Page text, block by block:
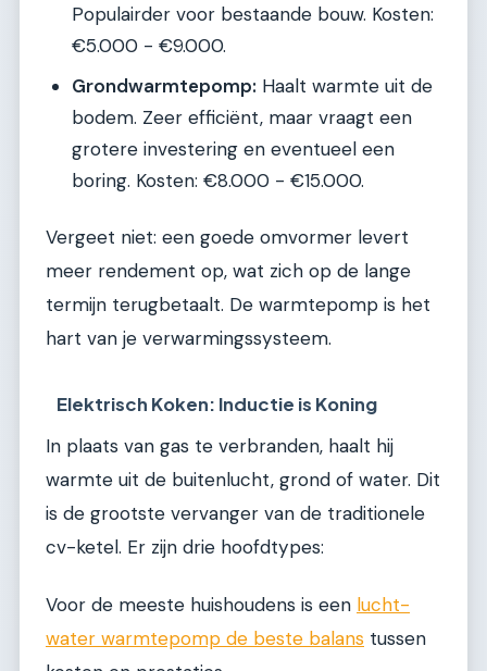
Populairder voor bestaande bouw. Kosten:
€5.000 - €9.000.
Grondwarmtepomp: Haalt warmte uit de
bodem. Zeer efficiënt, maar vraagt een
grotere investering en eventueel een
boring. Kosten: €8.000 - €15.000.
Vergeet niet: een goede omvormer levert
meer rendement op, wat zich op de lange
termijn terugbetaalt. De warmtepomp is het
hart van je verwarmingssysteem.
Elektrisch Koken: Inductie is Koning
In plaats van gas te verbranden, haalt hij
warmte uit de buitenlucht, grond of water. Dit
is de grootste vervanger van de traditionele
cv-ketel. Er zijn drie hoofdtypes:
Voor de meeste huishoudens is een lucht-
water warmtepomp de beste balans tussen